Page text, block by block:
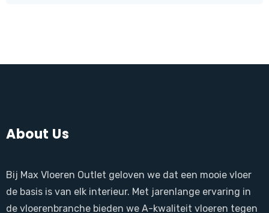
About Us
Bij Max Vloeren Outlet geloven we dat een mooie vloer
de basis is van elk interieur. Met jarenlange ervaring in
de vloerenbranche bieden we A-kwaliteit vloeren tegen